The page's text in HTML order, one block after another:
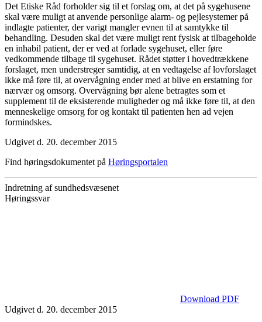
Det Etiske Råd forholder sig til et forslag om, at det på sygehusene
skal være muligt at anvende personlige alarm- og pejlesystemer på
indlagte patienter, der varigt mangler evnen til at samtykke til
behandling. Desuden skal det være muligt rent fysisk at tilbageholde
en inhabil patient, der er ved at forlade sygehuset, eller føre
vedkommende tilbage til sygehuset. Rådet støtter i hovedtrækkene
forslaget, men understreger samtidig, at en vedtagelse af lovforslaget
ikke må føre til, at overvågning ender med at blive en erstatning for
nærvær og omsorg. Overvågning bør alene betragtes som et
supplement til de eksisterende muligheder og må ikke føre til, at den
menneskelige omsorg for og kontakt til patienten hen ad vejen
formindskes.
Udgivet d. 20. december 2015
Find høringsdokumentet på Høringsportalen
Indretning af sundhedsvæsenet
Høringssvar
Download PDF
Udgivet d. 20. december 2015